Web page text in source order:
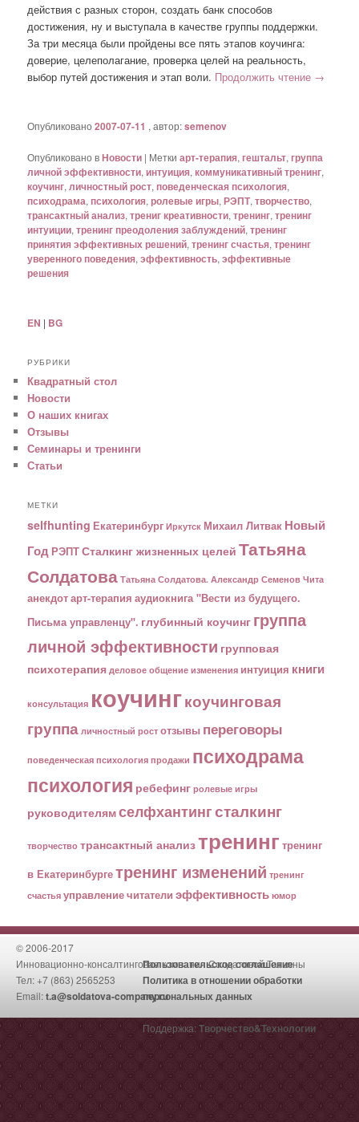
действия с разных сторон, создать банк способов
достижения, ну и выступала в качестве группы поддержки.
За три месяца были пройдены все пять этапов коучинга:
доверие, целеполагание, проверка целей на реальность,
выбор путей достижения и этап воли. Продолжить чтение →
Опубликовано2007-07-11 , автор:semenov
Опубликовано вНовости | Метки арт-терапия, гештальт, группа
личной эффективности,интуиция,коммуникативный тренинг,
коучинг,личностный рост, поведенческая психология,
психодрама, психология,ролевые игры,РЭПТ,творчество,
трансактный анализ,трениг креативности,тренинг,тренинг
интуиции,тренинг преодоления заблуждений,тренинг
принятия эффективных решений,тренинг счастья,тренинг
уверенного поведения,эффективность,эффективные
решения
EN | BG
РУБРИКИ
Квадратный стол
Новости
О наших книгах
Отзывы
Семинары и тренинги
Статьи
МЕТКИ
selfhunting Екатеринбург Иркутск Михаил Литвак Новый
Год РЭПТСталкинг жизненных целей Татьяна
Солдатова Татьяна Солдатова. Александр Семенов Чита
анекдотарт-терапия аудиокнига "Вести из будущего.
Письма управленцу". глубинный коучинг группа
личной эффективности групповая
психотерапия деловое общение изменения интуиция книги
консультация коучингкоучинговая
группа личностный рост отзывы переговоры
поведенческая психология продажи психодрама
психология ребефинг ролевые игры
руководителямселфхантингсталкинг
творчество трансактный анализтренинг тренинг
в Екатеринбургетренинг изменений тренинг
счастья управлениечитатели эффективность юмор
© 2006-2017
Инновационно-консалтинговая компания Солдатовой Татьяны
Тел: +7 (863) 2565253
Email:t.a@soldatova-company.ru
Пользовательское соглашение
Политика в отношении обработки
персональных данных
Поддержка: Творчество&Технологии